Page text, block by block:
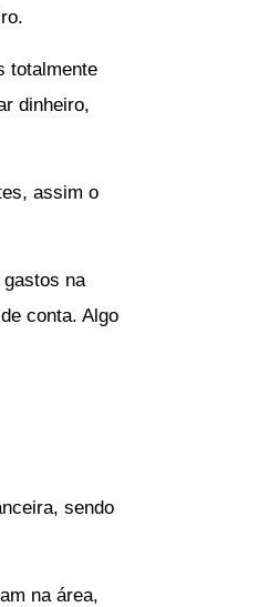
totalmente
dinheiro,
assim o
na
conta. Algo
sendo
na área,